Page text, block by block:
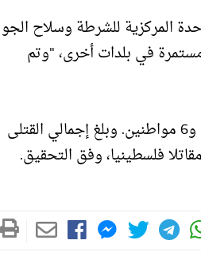
الوحدة المركزية للشرطة وسلاح الجو
في بلدات أخرى، "وتم
واستمرت المعارك داخل مركز الشرطة في سديروت 26 ساعة، وقتل خلالها 10 أفراد شرطة و6 مواطنين. وبلغ إجمالي القتلى